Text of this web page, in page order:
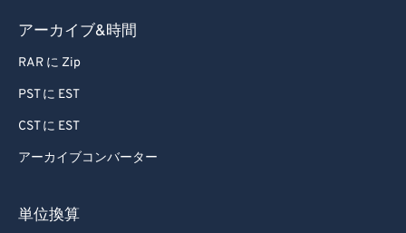
アーカイブ&時間
RAR に Zip
PST に EST
CST に EST
アーカイブコンバーター
単位換算